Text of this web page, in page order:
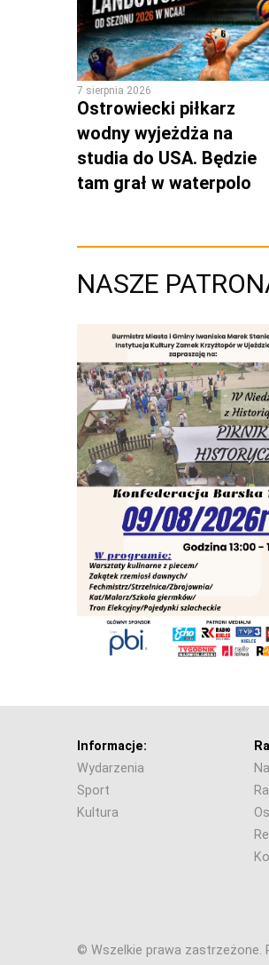
7 sierpnia 2026
Ostrowiecki piłkarz
wodny wyjeżdża na
studia do USA. Będzie
tam grał w waterpolo
NASZE
Informacje:
Wydarzenia
Sport
Kultura
© Wszelkie prawa zastrzeżone.